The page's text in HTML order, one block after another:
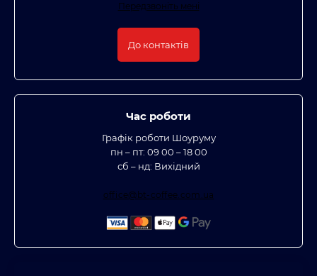
Передзвоніть мені
До контактів
Час роботи
Графік роботи Шоуруму
пн – пт: 09 00 – 18 00
сб – нд: Вихідний
office@bt-coffee.com.ua